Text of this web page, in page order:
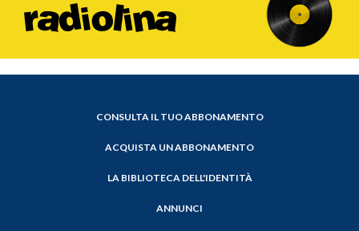
CONSULTA IL TUO ABBONAMENTO
ACQUISTA UN ABBONAMENTO
LA BIBLIOTECA DELL'IDENTITÀ
ANNUNCI